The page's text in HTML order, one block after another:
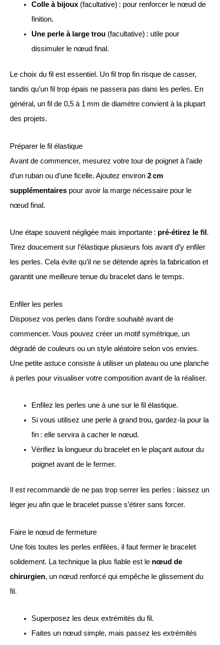
Colle à bijoux(facultative) : pour renforcer le nœud de
finition.
Une perle à large trou(facultative) : utile pour
dissimuler le nœud final.
Le choix du fil est essentiel. Un fil trop fin risque de casser,
tandis qu’un fil trop épais ne passera pas dans les perles. En
général, un fil de 0,5 à 1 mm de diamètre convient à la plupart
des projets.
Préparer le fil élastique
Avant de commencer, mesurez votre tour de poignet à l’aide
d’un ruban ou d’une ficelle. Ajoutez environ 2 cm
supplémentaires pour avoir la marge nécessaire pour le
nœud final.
Une étape souvent négligée mais importante : pré-étirez le fil .
Tirez doucement sur l’élastique plusieurs fois avant d’y enfiler
les perles. Cela évite qu’il ne se détende après la fabrication et
garantit une meilleure tenue du bracelet dans le temps.
Enfiler les perles
Disposez vos perles dans l’ordre souhaité avant de
commencer. Vous pouvez créer un motif symétrique, un
dégradé de couleurs ou un style aléatoire selon vos envies.
Une petite astuce consiste à utiliser un plateau ou une planche
à perles pour visualiser votre composition avant de la réaliser.
Enfilez les perles une à une sur le fil élastique.
Si vous utilisez une perle à grand trou, gardez-la pour la
fin : elle servira à cacher le nœud.
Vérifiez la longueur du bracelet en le plaçant autour du
poignet avant de le fermer.
Il est recommandé de ne pas trop serrer les perles : laissez un
léger jeu afin que le bracelet puisse s’étirer sans forcer.
Faire le nœud de fermeture
Une fois toutes les perles enfilées, il faut fermer le bracelet
solidement. La technique la plus fiable est le nœud de
chirurgien, un nœud renforcé qui empêche le glissement du
fil.
Superposez les deux extrémités du fil.
Faites un nœud simple, mais passez les extrémités